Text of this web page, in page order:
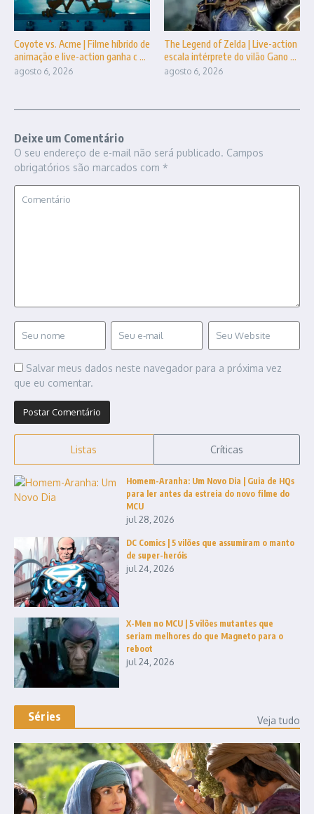
Coyote vs. Acme | Filme híbrido de
animação e live-action ganha c ...
agosto 6, 2026
The Legend of Zelda | Live-action
escala intérprete do vilão Gano ...
agosto 6, 2026
Deixe um Comentário
O seu endereço de e-mail não será publicado. Campos
obrigatórios são marcados com *
Salvar meus dados neste navegador para a próxima vez
que eu comentar.
Listas Críticas
Homem-Aranha: Um Novo Dia | Guia de HQs
para ler antes da estreia do novo filme do
MCU
jul 28, 2026
DC Comics | 5 vilões que assumiram o manto
de super-heróis
jul 24, 2026
X-Men no MCU | 5 vilões mutantes que
seriam melhores do que Magneto para o
reboot
jul 24, 2026
Séries Veja tudo